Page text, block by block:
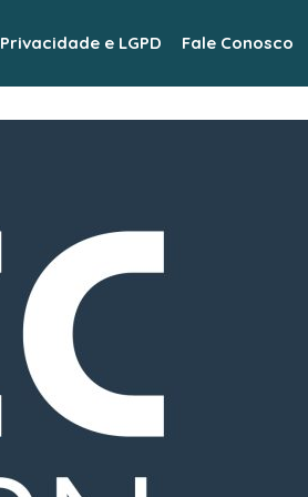
Privacidade e LGPD Fale Conosco